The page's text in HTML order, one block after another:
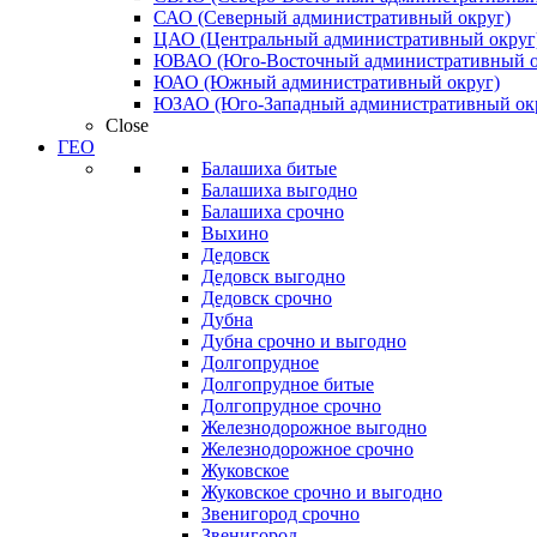
САО (Северный административный округ)
ЦАО (Центральный административный
ЮВАО (Юго-Восточный административный
ЮАО (Южный административный округ)
ЮЗАО (Юго-Западный административный
Close
ГЕО
Балашиха битые
Балашиха выгодно
Балашиха срочно
Выхино
Дедовск
Дедовск выгодно
Дедовск срочно
Дубна
Дубна срочно и выгодно
Долгопрудное
Долгопрудное битые
Долгопрудное срочно
Железнодорожное выгодно
Железнодорожное срочно
Жуковское
Жуковское срочно и выгодно
Звенигород срочно